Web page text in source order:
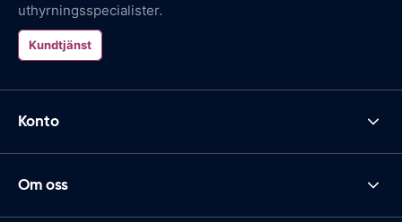
uthyrningsspecialister.
Kundtjänst
Konto
Om oss